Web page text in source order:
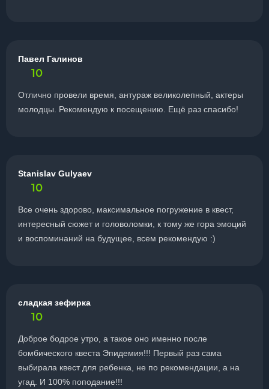
Павел Галинов
10
Отлично провели время, антураж великолепный, актеры
молодцы. Рекомендую к посещению. Ещё раз спасибо!
Stanislav Gulyaev
10
Все очень здорово, максимальное погружение в квест,
интересный сюжет и головоломки, к тому же гора эмоций
и воспоминаний на будущее, всем рекомендую :)
сладкая зефирка
10
Доброе бодрое утро, а такое оно именно после
бомбического квеста Эпидемия!!! Первый раз сама
выбирала квест для ребенка, не по рекомендации, а на
угад. И 100% поподание!!!